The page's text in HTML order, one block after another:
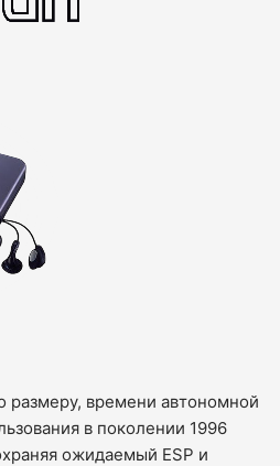
размеру, времени автономной
в поколении 1996
ожидаемый ESP и